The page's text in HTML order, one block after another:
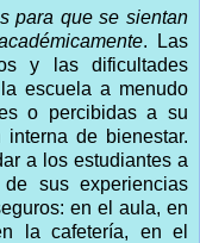
para que se sientan
. Las
y las dificultades
escuela a menudo
o percibidas a su
de bienestar.
a los estudiantes a
sus experiencias
en el aula, en
la cafetería, en el